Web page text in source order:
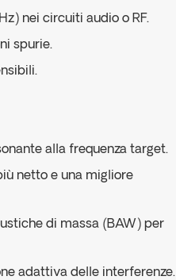
nei circuiti audio o RF.
spurie.
alla frequenza target.
netto e una migliore
di massa (BAW) per
adattiva delle interferenze.